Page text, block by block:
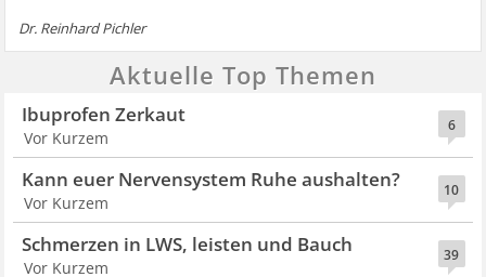
Dr. Reinhard Pichler
Aktuelle Top Themen
6
Ibuprofen Zerkaut
Vor Kurzem
10
Kann euer Nervensystem Ruhe aushalten?
Vor Kurzem
39
Schmerzen in LWS, leisten und Bauch
Vor Kurzem